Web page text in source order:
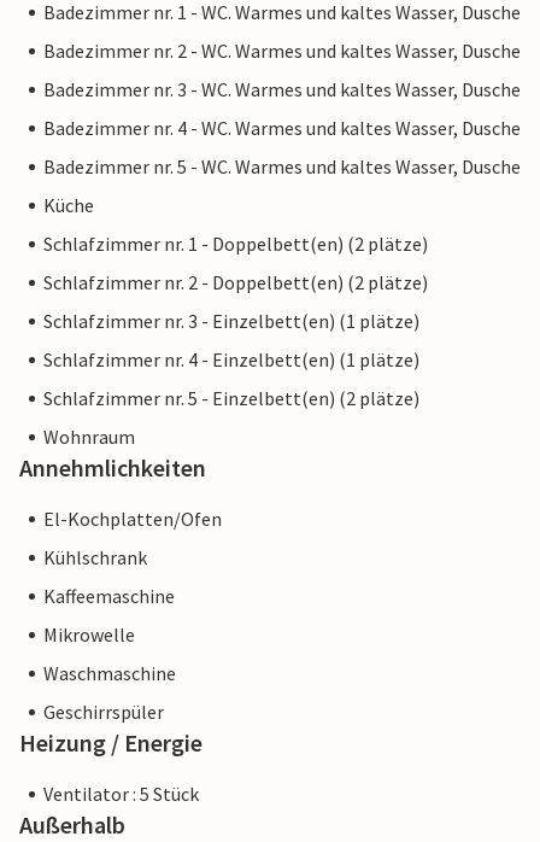
atemberaubende Sandbucht Font de Sa Cala, sind nur 4 km
entfernt.
Jugendgruppen oder Junggesellenabschiede akzeptiert.
Eine Jugendgruppe in dieser Unterkunft besteht aus
Personen im Alter von 26 Jahren oder jünger. Buchen Sie
diese Unterkunft nicht, wenn Sie eine Jugendgruppe oder
ein Junggesellenabschied sind, da Ihre Buchung nach der
Buchung abgelehnt wird, was auch bei der Ankunft in der
Unterkunft oder während Ihres Aufenthalts der Fall sein
kann, und Sie keine Rückerstattung erhalten
Hinweis: Diese Unterkunft wird von einem privaten
Eigentümer verwaltet, nicht von einem Unternehmen oder
einem Händler. Das bedeutet, dass das EU-
jedoch sicher sein, dass wir Ihnen denselben Kundenservice
bieten und Ihr Aufenthalt sich nicht von einer Buchung bei
unterscheidet.
Badezimmer nr. 1 - WC. Warmes und kaltes Wasser, Dusche
Badezimmer nr. 2 - WC. Warmes und kaltes Wasser, Dusche
Badezimmer nr. 3 - WC. Warmes und kaltes Wasser, Dusche
Badezimmer nr. 4 - WC. Warmes und kaltes Wasser, Dusche
Badezimmer nr. 5 - WC. Warmes und kaltes Wasser, Dusche
Küche
Schlafzimmer nr. 1 - Doppelbett(en) (2 plätze)
Schlafzimmer nr. 2 - Doppelbett(en) (2 plätze)
Schlafzimmer nr. 3 - Einzelbett(en) (1 plätze)
Schlafzimmer nr. 4 - Einzelbett(en) (1 plätze)
Schlafzimmer nr. 5 - Einzelbett(en) (2 plätze)
Wohnraum
Annehmlichkeiten
El-Kochplatten/Ofen
Kühlschrank
Kaffeemaschine
Mikrowelle
Waschmaschine
Geschirrspüler
Heizung / Energie
Ventilator : 5 Stück
Außerhalb